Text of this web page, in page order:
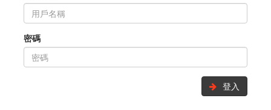
密碼
登入